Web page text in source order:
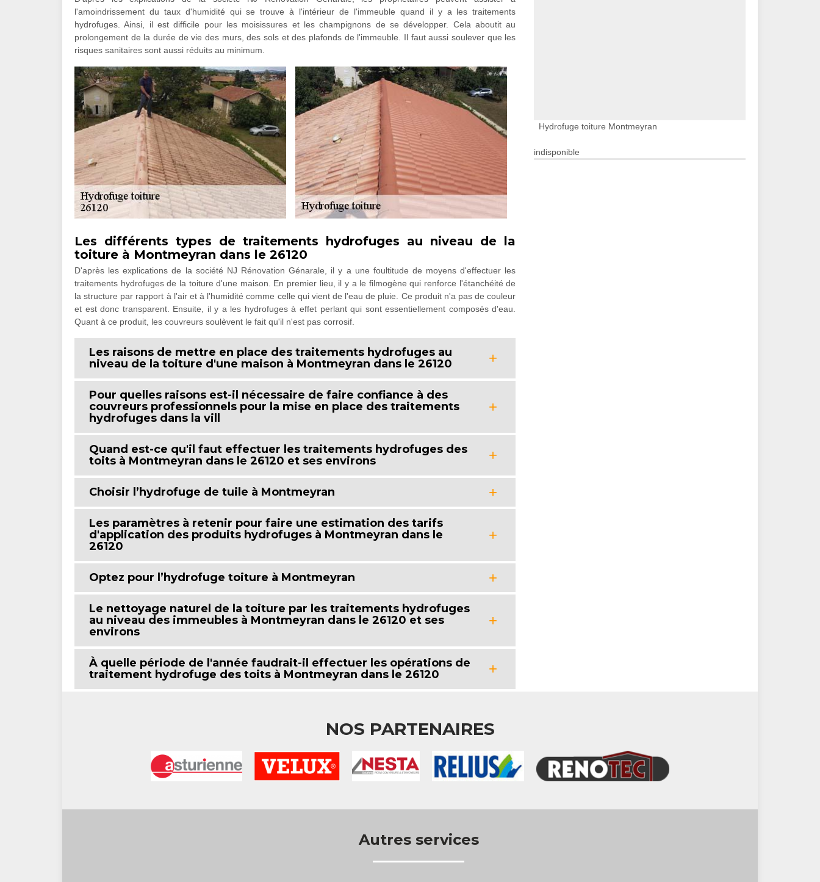
l'amoindrissement du taux d'humidité qui se trouve à l'intérieur de l'immeuble quand il y a les traitements
hydrofuges. Ainsi, il est difficile pour les moisissures et les champignons de se développer. Cela aboutit au
prolongement de la durée de vie des murs, des sols et des plafonds de l'immeuble. Il faut aussi soulever que les
risques sanitaires sont aussi réduits au minimum.
Les différents types de traitements hydrofuges au niveau de la
toiture à Montmeyran dans le 26120
D'après les explications de la société NJ Rénovation Génarale, il y a une foultitude de moyens d'effectuer les
traitements hydrofuges de la toiture d'une maison. En premier lieu, il y a le filmogène qui renforce l'étanchéité de
la structure par rapport à l'air et à l'humidité comme celle qui vient de l'eau de pluie. Ce produit n'a pas de couleur
et est donc transparent. Ensuite, il y a les hydrofuges à effet perlant qui sont essentiellement composés d'eau.
Quant à ce produit, les couvreurs soulèvent le fait qu'il n'est pas corrosif.
Les raisons de mettre en place des traitements hydrofuges au
niveau de la toiture d'une maison à Montmeyran dans le 26120
Pour quelles raisons est-il nécessaire de faire confiance à des
couvreurs professionnels pour la mise en place des traitements
hydrofuges dans la vill
Quand est-ce qu'il faut effectuer les traitements hydrofuges des
toits à Montmeyran dans le 26120 et ses environs
Choisir l’hydrofuge de tuile à Montmeyran
Les paramètres à retenir pour faire une estimation des tarifs
d'application des produits hydrofuges à Montmeyran dans le
26120
Optez pour l’hydrofuge toiture à Montmeyran
Le nettoyage naturel de la toiture par les traitements hydrofuges
au niveau des immeubles à Montmeyran dans le 26120 et ses
environs
À quelle période de l'année faudrait-il effectuer les opérations de
traitement hydrofuge des toits à Montmeyran dans le 26120
Hydrofuge toiture Montmeyran
indisponible
NOS PARTENAIRES
Autres services